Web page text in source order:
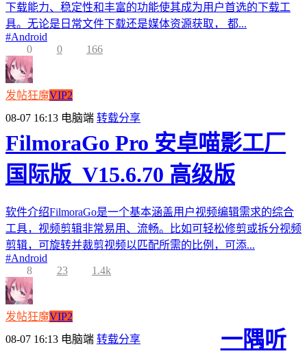
下载能力、稳定性和丰富的功能使其成为用户首选的下载工
具。无论是日常文件下载还是媒体资源获取， 都...
#Android
0
0 166
发帖狂魔VIP2
08-07 16:13 电脑端 转载分享
FilmoraGo Pro 安卓喵影工厂
国际版_V15.6.70 高级版
软件介绍FilmoraGo是一个基本涵盖用户视频编辑需求的综合
工具，视频剪辑非常易用、流畅。比如可轻松修剪或拆分视频
剪辑，可旋转并裁剪视频以匹配所需的比例，可添...
#Android
8
23 1.4k
发帖狂魔VIP2
08-07 16:13 电脑端 转载分享
一隅听